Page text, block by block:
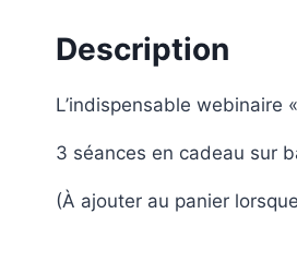
Description
L’indispensable webinaire
3 séances en cadeau sur
(À ajouter au panier